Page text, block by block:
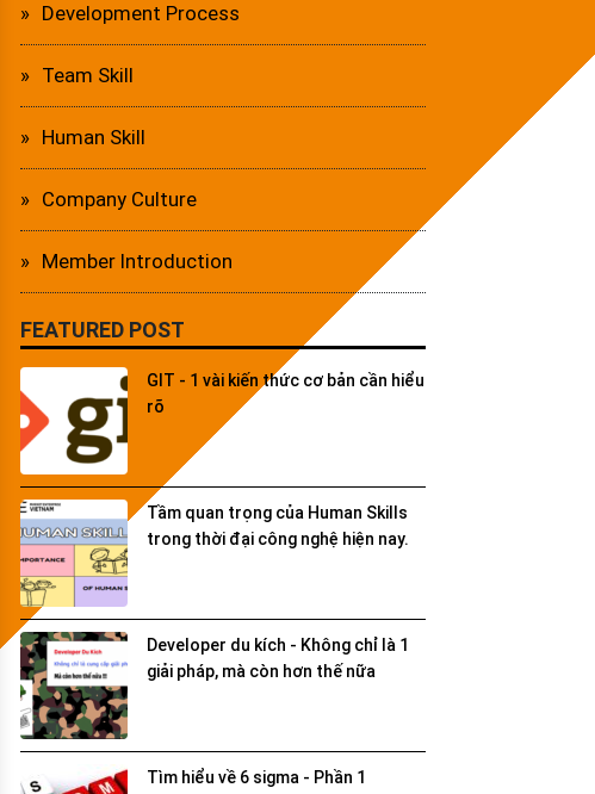
Development Process
Team Skill
Human Skill
Company Culture
Member Introduction
FEATURED POST
GIT - 1 vài kiến thức cơ bản cần hiểu
rõ
Tầm quan trọng của Human Skills
trong thời đại công nghệ hiện nay.
Developer du kích - Không chỉ là 1
giải pháp, mà còn hơn thế nữa
Tìm hiểu về 6 sigma - Phần 1